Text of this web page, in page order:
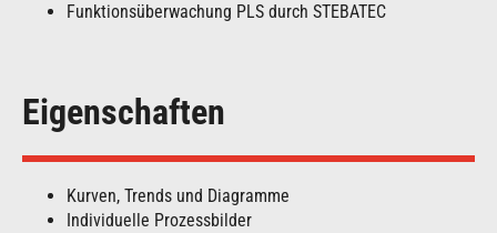
Funktionsüberwachung PLS durch STEBATEC
Eigenschaften
Kurven, Trends und Diagramme
Individuelle Prozessbilder